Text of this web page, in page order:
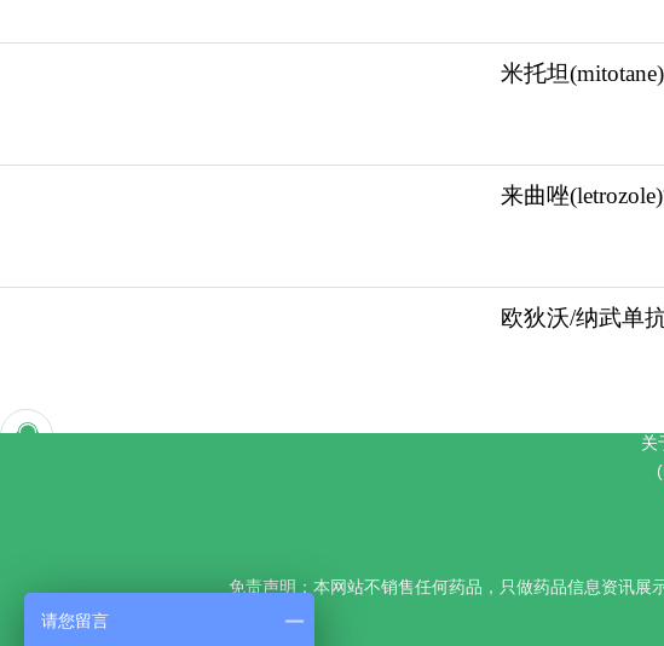
米托坦
来曲唑
欧狄沃/纳武单
关
免责声明：本网站不销售任何药品，只做药品信息资讯展
请您留言